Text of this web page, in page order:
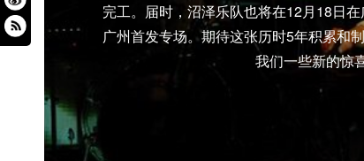
完工。届时，沼泽乐队也将在12月18日
广州首发专场。期待这张历时5年积累和
我们一些新的惊